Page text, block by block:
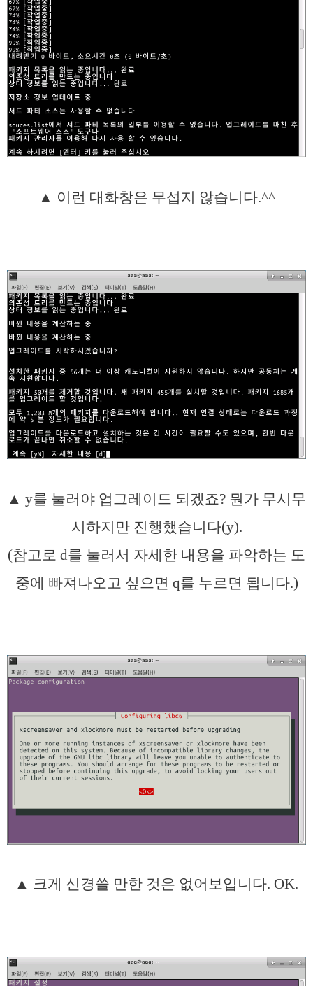
▲ 이런 대화창은 무섭지 않습니다.^^
▲ y를 눌러야 업그레이드 되겠죠? 뭔가 무시무
시하지만 진행했습니다(y).
(참고로 d를 눌러서 자세한 내용을 파악하는 도
중에 빠져나오고 싶으면 q를 누르면 됩니다.)
▲ 크게 신경쓸 만한 것은 없어보입니다. OK.